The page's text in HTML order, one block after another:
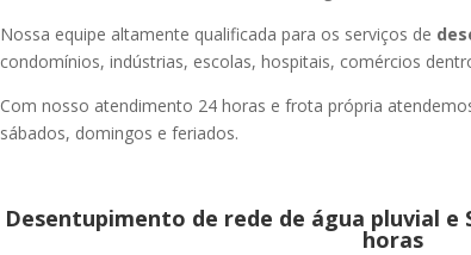
Nossa equipe altamente qualificada para os serviços de
condomínios, indústrias, escolas, hospitais, comércios
Com nosso atendimento 24 horas e frota própria
sábados, domingos e feriados.
Desentupimento de rede de água pluvial e
horas